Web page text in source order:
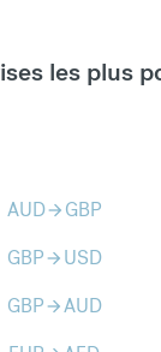
les plus
AUDarrow_forward GBP
GBParrow_forward USD
GBParrow_forwardAUD